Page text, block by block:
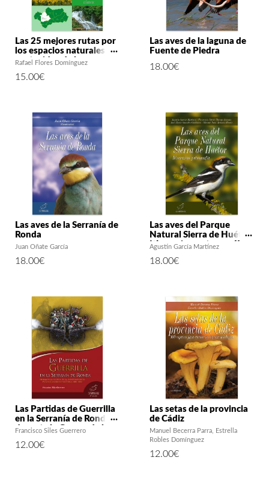
Las 25 mejores rutas por
los espacios naturales
protegidos de la
Rafael Flores Domínguez
15.00€
Las aves de la laguna de
Fuente de Piedra
18.00€
Las aves de la Serranía de
Ronda
Juan Oñate García
18.00€
Las aves del Parque
Natural Sierra de Huétor.
Itinerarios y etnografía
Agustín García Martínez
18.00€
Las Partidas de Guerrilla
en la Serranía de Ronda
durante la Guerra de la
realidad histórica (1810-
Francisco Siles Guerrero
12.00€
Las setas de la provincia
de Cádiz
Manuel Becerra Parra
Estrella
Robles Domínguez
12.00€